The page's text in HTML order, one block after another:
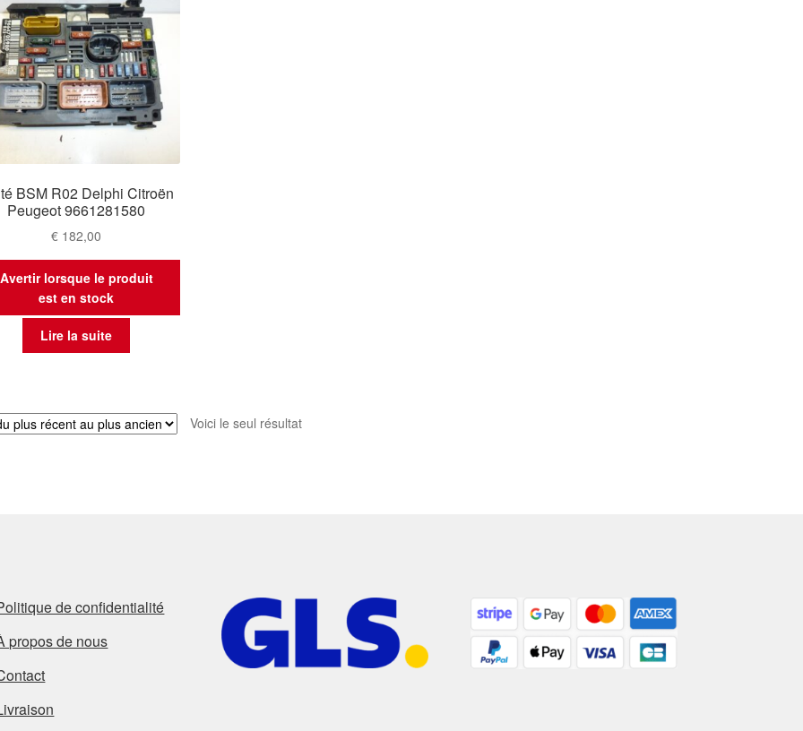
BSM R02 Delphi Citroën
Peugeot 9661281580
€ 182,00
Avertir lorsque le produit
est en stock
Lire la suite
Voici le seul résultat
de confidentialité
propos de nous